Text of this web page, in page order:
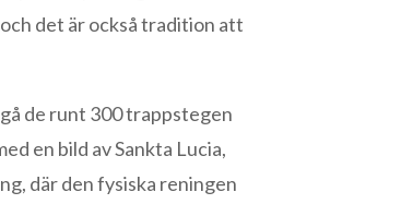
det är också tradition att
de runt 300 trappstegen
en bild av Sankta Lucia,
där den fysiska reningen